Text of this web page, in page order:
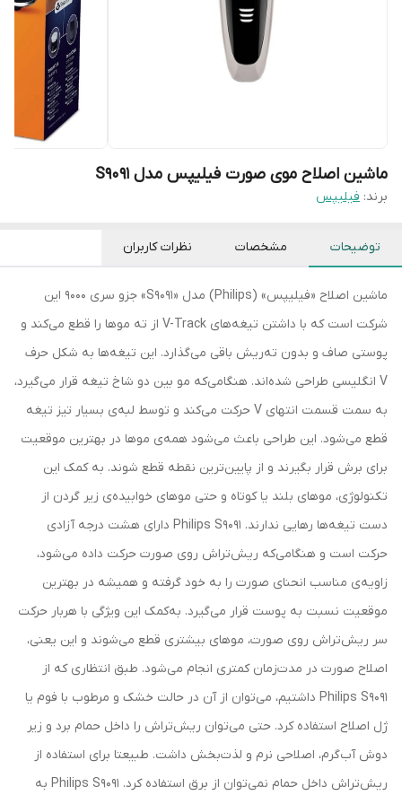
ماشین اصلاح موی صورت فیلیپس مدل S9091
برند: فیلیپس
توضیحات مشخصات نظرات کاربران
ماشین اصلاح «فیلیپس» (Philips)‌ مدل‌ «S9091»‌ جزو سری 9000 این
شرکت است که با داشتن تیغه‌های‌ V-Track‌ از ته موها را قطع می‌کند و
پوستی صاف و بدون ته‌ریش باقی می‌گذارد. این تیغه‌ها به شکل حرف‌
V‌ انگلیسی طراحی شده‌اند. هنگامی‌که مو بین دو شاخ تیغه قرار می‌گیرد،
به سمت قسمت انتهای‌ V‌ حرکت می‌کند و توسط لبه‌ی بسیار تیز تیغه
قطع می‌شود. این طراحی باعث می‌شود همه‌ی موها در بهترین موقعیت
برای برش قرار بگیرند و از پایین‌ترین نقطه قطع شوند. به‌ کمک این
تکنولوژی، موهای بلند یا کوتاه و حتی موهای خوابیده‌ی زیر گردن از
دست تیغه‌ها رهایی ندارند. ‌Philips S9091‌ دارای هشت درجه‌ آزادی
حرکت است و هنگامی‌که ریش‌تراش روی صورت حرکت داده می‌شود،
زاویه‌ی مناسب انحنای صورت را به خود گرفته و همیشه در بهترین
موقعیت نسبت به پوست قرار می‌گیرد. به‌کمک این ویژگی با هر‌بار حرکت
سر ریش‌تراش روی صورت، موهای بیشتری قطع می‌شوند و این یعنی،
اصلاح صورت در مدت‌زمان کمتری انجام می‌شود. طبق انتظاری که از‌
Philips S9091‌ داشتیم، می‌توان از آن در حالت خشک و مرطوب با فوم یا
ژل اصلاح استفاده کرد. حتی می‌توان ریش‌تراش را داخل حمام برد و زیر
دوش آب‌گرم، اصلاحی نرم و لذت‌بخش داشت. طبیعتا برای استفاده از
ریش‌تراش داخل حمام نمی‌توان از برق استفاده کرد.‌ Philips S9091‌ به